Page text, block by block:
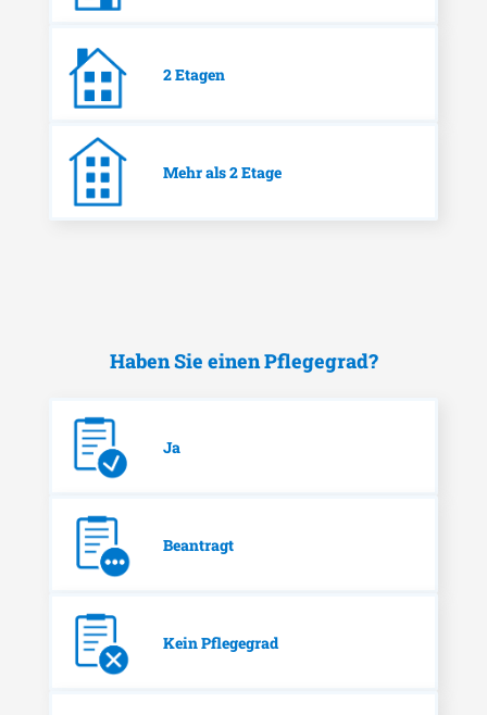
2 Etagen
Mehr als 2 Etage
Haben Sie einen Pflegegrad?
Ja
Beantragt
Kein Pflegegrad